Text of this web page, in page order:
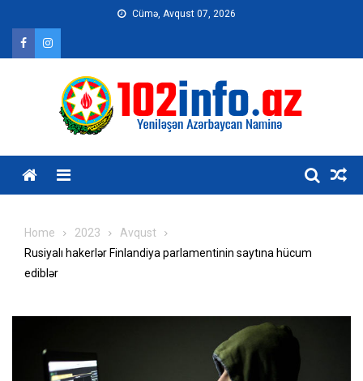
content
Cümə, Avqust 07, 2026
Home 2023
Avqust
Rusiyalı hakerlər Finlandiya parlamentinin saytına hücum
ediblər